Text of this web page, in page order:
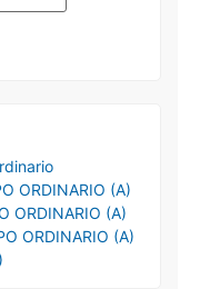
ORDINARIO (A)
ORDINARIO (A)
ORDINARIO (A)